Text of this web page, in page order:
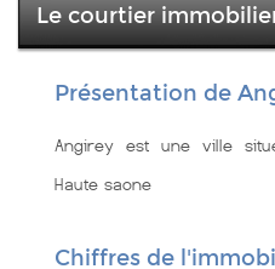
Le courtier
Présentation de
Angirey est une ville
Haute saone
Chiffres de